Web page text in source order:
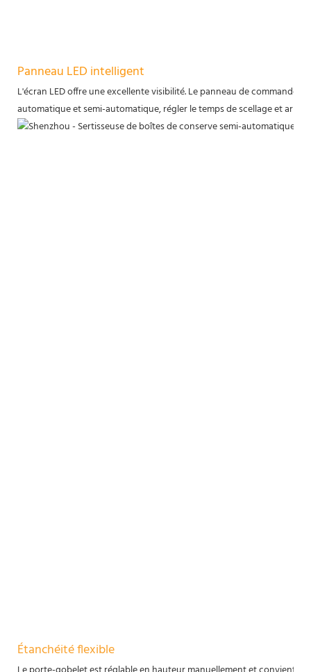
Panneau LED intelligent
L'écran LED offre une excellente visibilité. Le panneau de commande
automatique et semi-automatique, régler le temps de scellage et
Étanchéité flexible